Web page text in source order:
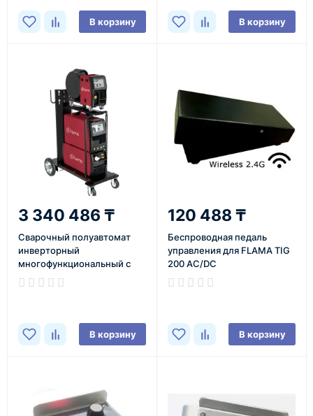
В корзину
В корзину
3 340 486 ₸
Сварочный полуавтомат
инверторный
многофункциональный с
синергетическим
управлением и импульсным
В корзину
120 488 ₸
Беспроводная педаль
управления для FLAMA TIG
200 AC/DC
В корзину